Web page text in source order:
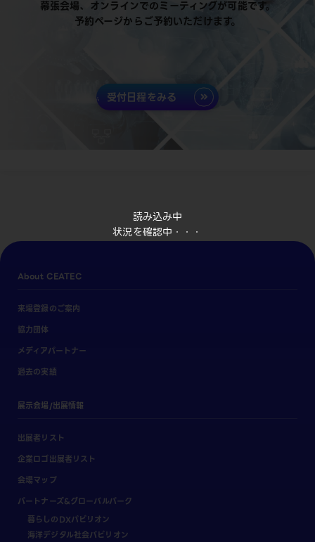
読み込み中
状況を確認中・・・
幕張会場、オンラインでのミーティングが可能です。
予約ページからご予約いただけます。
受付日程をみる
About CEATEC
来場登録のご案内
協力団体
メディアパートナー
過去の実績
展示会場/出展情報
出展者リスト
企業ロゴ出展者リスト
会場マップ
パートナーズ&グローバルパーク
暮らしのDXパビリオン
海洋デジタル社会パビリオン